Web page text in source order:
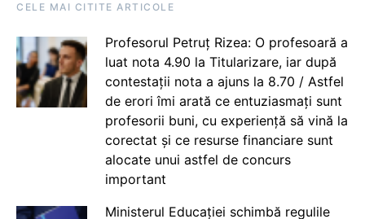
CELE MAI CITITE ARTICOLE
Profesorul Petruț Rizea: O profesoară a
luat nota 4.90 la Titularizare, iar după
contestații nota a ajuns la 8.70 / Astfel
de erori îmi arată ce entuziasmați sunt
profesorii buni, cu experiență să vină la
corectat și ce resurse financiare sunt
alocate unui astfel de concurs
important
Ministerul Educației schimbă regulile